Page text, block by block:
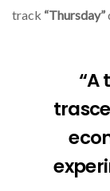
track “Thursday”
“A